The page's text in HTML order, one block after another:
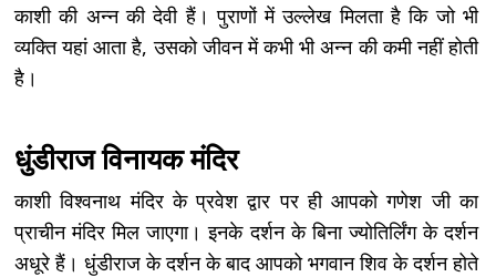
काशी की अन्न की देवी हैं। पुराणों में उल्लेख मिलता है कि जो भी
व्यक्ति यहां आता है, उसको जीवन में कभी भी अन्न की कमी नहीं होती
है।
धुंडीराज विनायक मंदिर
काशी विश्वनाथ मंदिर के प्रवेश द्वार पर ही आपको गणेश जी का
प्राचीन मंदिर मिल जाएगा। इनके दर्शन के बिना ज्योतिर्लिंग के दर्शन
अधूरे हैं। धुंडीराज के दर्शन के बाद आपको भगवान शिव के दर्शन होते